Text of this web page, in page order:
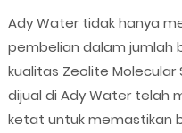
Ady Water tidak hanya
pembelian dalam jumlah
kualitas Zeolite Molecular
dijual di Ady Water telah
ketat untuk memastikan